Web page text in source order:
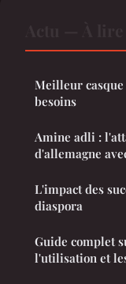
Meilleur casque
besoins
Amine adli :
d'allemagne
L'impact des
diaspora
Guide complet
l'utilisation et